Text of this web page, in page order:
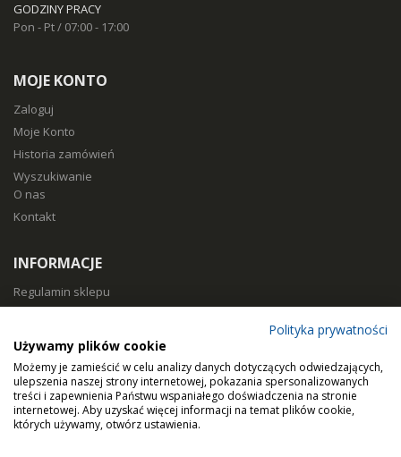
GODZINY PRACY
Pon - Pt / 07:00 - 17:00
MOJE KONTO
Zaloguj
Moje Konto
Historia zamówień
Wyszukiwanie
O nas
Kontakt
INFORMACJE
Regulamin sklepu
Koszty i czas dostawy
Zwroty i reklamacje
Klasy filtracji
Dobierz filtry
Polityka prywatności
Używamy plików cookie
Możemy je zamieścić w celu analizy danych dotyczących odwiedzających,
ulepszenia naszej strony internetowej, pokazania spersonalizowanych
treści i zapewnienia Państwu wspaniałego doświadczenia na stronie
internetowej. Aby uzyskać więcej informacji na temat plików cookie,
których używamy, otwórz ustawienia.